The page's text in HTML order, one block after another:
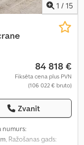
1 / 15
84 818 €
Fiksēta cena plus PVN
(106 022 € bruto)
Zvanīt
numurs:
, Ražošanas gads: